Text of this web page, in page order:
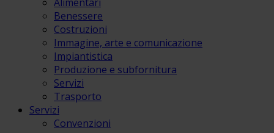
Benessere
Costruzioni
Immagine, arte e comunicazione
Impiantistica
Produzione e subfornitura
Servizi
Trasporto
Servizi
Convenzioni